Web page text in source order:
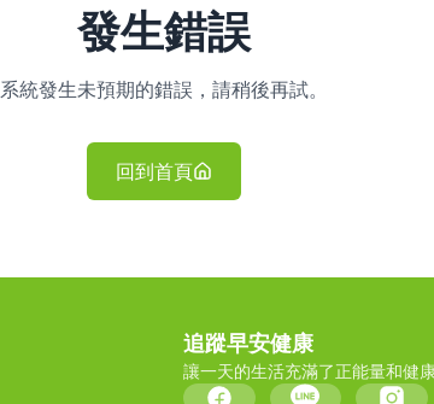
發生錯誤
系統發生未預期的錯誤，請稍後再試。
回到首頁
追蹤早安健康
讓一天的生活充滿了正能量和健